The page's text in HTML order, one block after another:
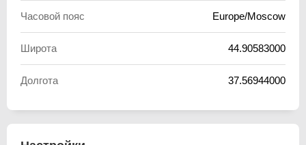
Часовой пояс Europe/Moscow
Широта 44.90583000
Долгота 37.56944000